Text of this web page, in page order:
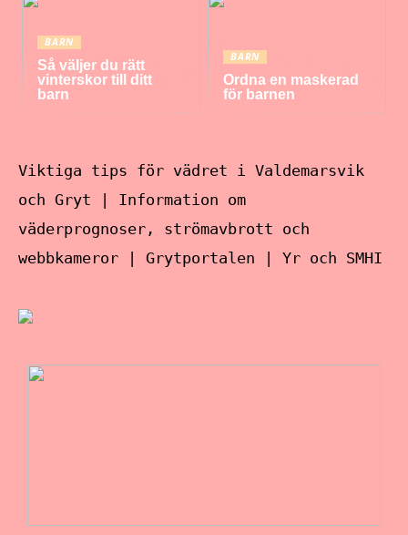
BARN
Så väljer du rätt
vinterskor till ditt
barn
BARN
Ordna en maskerad
för barnen
Viktiga tips för vädret i Valdemarsvik
och Gryt | Information om
väderprognoser, strömavbrott och
webbkameror | Grytportalen | Yr och SMHI